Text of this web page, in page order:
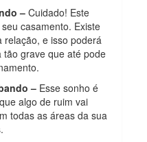
– Cuidado! Este
casamento. Existe
relação, e isso poderá
grave que até pode
– Esse sonho é
algo de ruim vai
todas as áreas da sua